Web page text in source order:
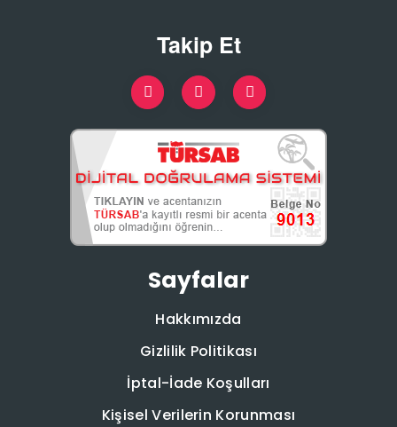
Takip Et
Sayfalar
Hakkımızda
Gizlilik Politikası
İptal-İade Koşulları
Kişisel Verilerin Korunması